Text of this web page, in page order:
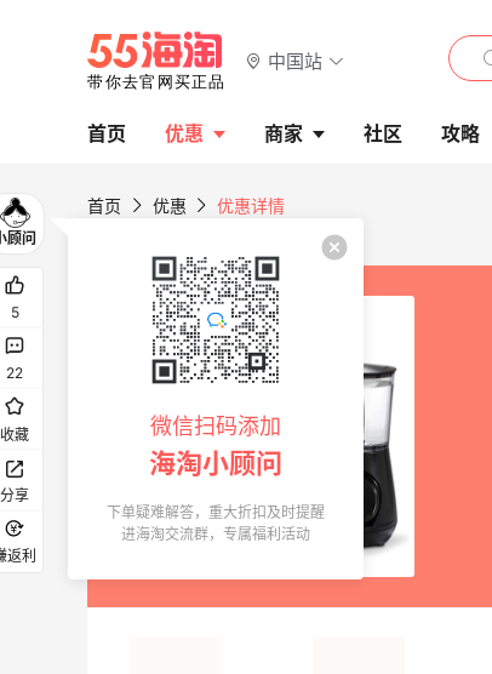
中国站
首页 优惠 商家 社区 攻略
首页 优惠 优惠详情
5
22
收藏
分享
返利
微信扫码添加
海淘小顾问
下单疑难解答，重大折扣及时提醒
进海淘交流群，专属福利活动